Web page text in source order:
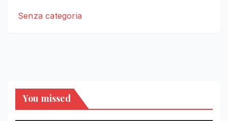
Senza categoria
You missed